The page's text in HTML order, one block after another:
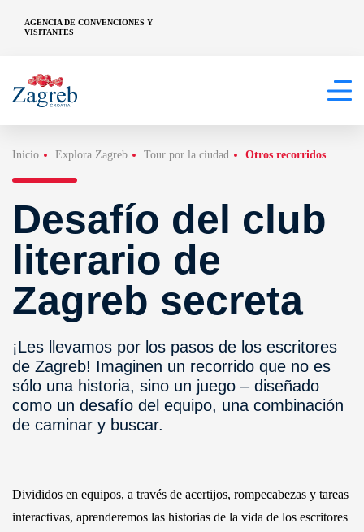
AGENCIA DE CONVENCIONES Y
VISITANTES
Inicio Explora Zagreb Tour por la ciudad Otros recorridos
Desafío del club
literario de
Zagreb secreta
¡Les llevamos por los pasos de los escritores
de Zagreb! Imaginen un recorrido que no es
sólo una historia, sino un juego – diseñado
como un desafío del equipo, una combinación
de caminar y buscar.
Divididos en equipos, a través de acertijos, rompecabezas y tareas
interactivas, aprenderemos las historias de la vida de los escritores